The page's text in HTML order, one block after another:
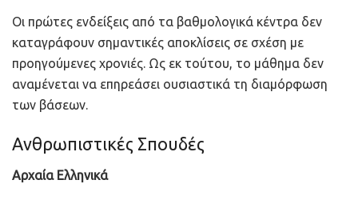
Οι πρώτες ενδείξεις από τα βαθμολογικά κέντρα δεν
καταγράφουν σημαντικές αποκλίσεις σε σχέση με
προηγούμενες χρονιές. Ως εκ τούτου, το μάθημα δεν
αναμένεται να επηρεάσει ουσιαστικά τη διαμόρφωση
των βάσεων.
Ανθρωπιστικές Σπουδές
Αρχαία Ελληνικά